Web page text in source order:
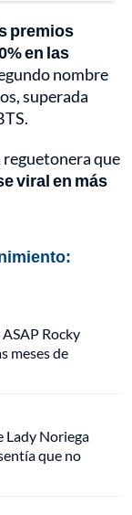
premios
en las
nombre
superada
reguetonera que
viral en más
Rocky
meses de
Lady Noriega
que no